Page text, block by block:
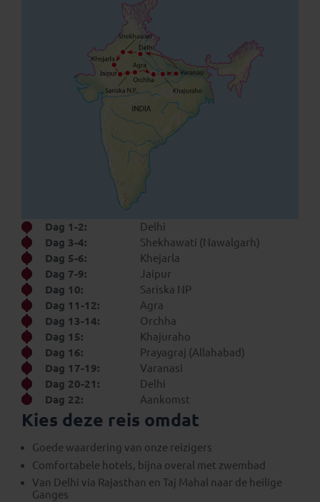
Dag 1-2:
Delhi
Dag 3-4:
Shekhawati (Nawalgarh)
Dag 5-6:
Khejarla
Dag 7-9:
Jaipur
Dag 10:
Sariska NP
Dag 11-12:
Agra
Dag 13-14:
Orchha
Dag 15:
Khajuraho
Dag 16:
Prayagraj (Allahabad)
Dag 17-19:
Varanasi
Dag 20-21:
Delhi
Dag 22:
Aankomst
Kies deze reis omdat
Goede waardering van onze reizigers
Comfortabele hotels, bijna overal met zwembad
Van Delhi via Rajasthan en Taj Mahal naar de heilige
Ganges